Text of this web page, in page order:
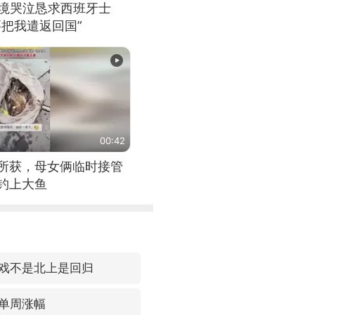
哭泣恳求西班牙士
我遣返回国”
00:42
获，母女俩临时接管
上大鱼
不是北上是回归
周涨幅